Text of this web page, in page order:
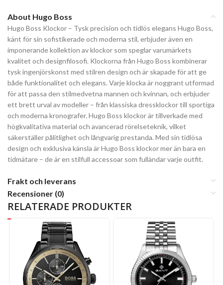
About Hugo Boss
Hugo Boss Klockor – Tysk precision och tidlös elegans Hugo Boss,
känt för sin sofistikerade och moderna stil, erbjuder även en
imponerande kollektion av klockor som speglar varumärkets
kvalitet och designfilosofi. Klockorna från Hugo Boss kombinerar
tysk ingenjörskonst med stilren design och är skapade för att ge
både funktionalitet och elegans. Varje klocka är noggrant utformad
för att passa den stilmedvetna mannen och kvinnan, och erbjuder
ett brett urval av modeller – från klassiska dressklockor till sportiga
och moderna kronografer. Hugo Boss klockor är tillverkade med
högkvalitativa material och avancerad rörelseteknik, vilket
säkerställer pålitlighet och långvarig prestanda. Med sin tidlösa
design och exklusiva känsla är Hugo Boss klockor mer än bara en
tidmätare – de är en stilfull accessoar som fulländar varje outfit.
Frakt och leverans
Recensioner (0)
RELATERADE PRODUKTER